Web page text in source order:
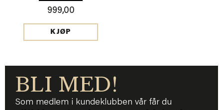
999,00
KJØP
BLI MED!
Som medlem i kundeklubben vår får du